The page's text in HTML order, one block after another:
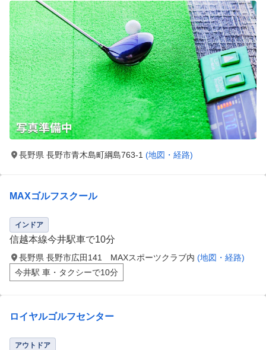
長野県 長野市青木島町綱島763-1 (地図・経路)
MAXゴルフスクール
インドア
信越本線今井駅車で10分
長野県 長野市広田141 MAXスポーツクラブ内 (地図・経路)
今井駅 車・タクシーで10分
ロイヤルゴルフセンター
アウトドア